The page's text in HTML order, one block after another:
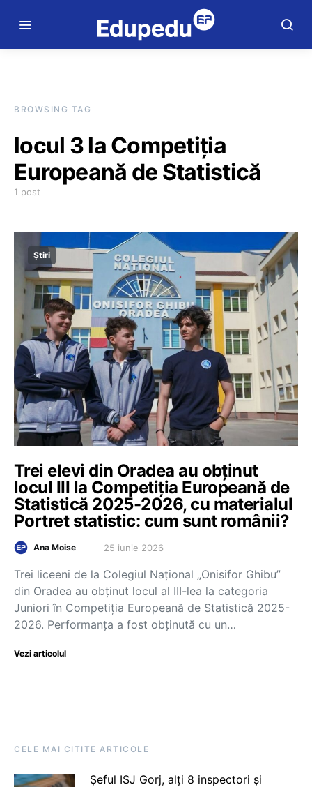
BROWSING TAG
locul 3 la Competiția
Europeană de Statistică
1 post
Știri
Trei elevi din Oradea au obținut
locul III la Competiția Europeană de
Statistică 2025-2026, cu materialul
Portret statistic: cum sunt românii?
Ana Moise 25 iunie 2026
Trei liceeni de la Colegiul Național „Onisifor Ghibu”
din Oradea au obținut locul al III-lea la categoria
Juniori în Competiția Europeană de Statistică 2025-
2026. Performanța a fost obținută cu un…
Vezi articolul
CELE MAI CITITE ARTICOLE
Șeful ISJ Gorj, alți 8 inspectori și